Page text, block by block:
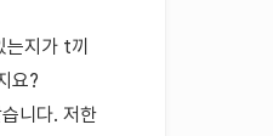
지가 t끼
요?
니다. 저한